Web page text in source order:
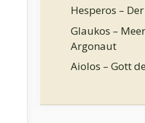
Hesperos –
Glaukos –
Argonaut
Aiolos – Gott